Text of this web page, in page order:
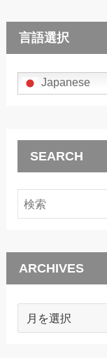
言語選択
Japanese
SEARCH
ARCHIVES
ARCHIVES